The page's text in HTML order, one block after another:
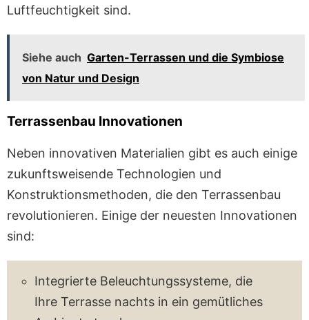
Luftfeuchtigkeit sind.
Siehe auch Garten-Terrassen und die Symbiose
von Natur und Design
Terrassenbau Innovationen
Neben innovativen Materialien gibt es auch einige
zukunftsweisende Technologien und
Konstruktionsmethoden, die den Terrassenbau
revolutionieren. Einige der neuesten Innovationen
sind:
Integrierte Beleuchtungssysteme, die
Ihre Terrasse nachts in ein gemütliches